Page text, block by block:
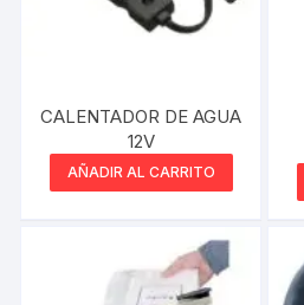
CALENTADOR DE AGUA
12V
AÑADIR AL CARRITO